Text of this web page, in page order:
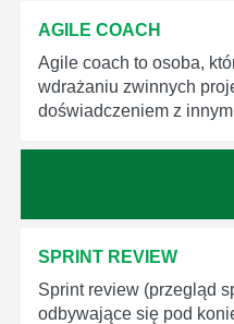
AGILE COACH
Agile coach to osoba,
wdrażaniu zwinnych
doświadczeniem z
SPRINT REVIEW
Sprint review (przegląd
odbywające się pod